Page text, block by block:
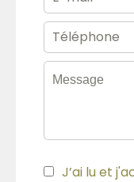
J’ai lu et